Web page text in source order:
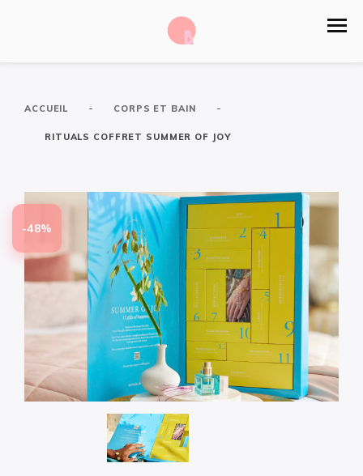
ACCUEIL - CORPS ET BAIN -
RITUALS COFFRET SUMMER OF JOY
-48%